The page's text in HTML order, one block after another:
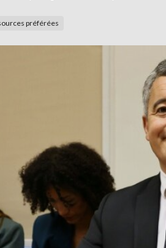
préférées